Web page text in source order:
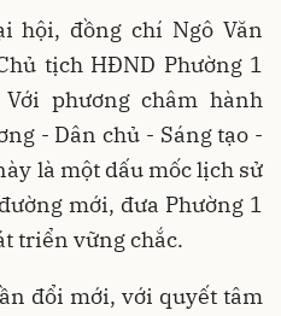
hội, đồng chí Ngô Văn
tịch HĐND Phường 1
phương châm hành
- Dân chủ - Sáng tạo -
là một dấu mốc lịch sử
mới, đưa Phường 1
triển vững chắc.
đổi mới, với quyết tâm